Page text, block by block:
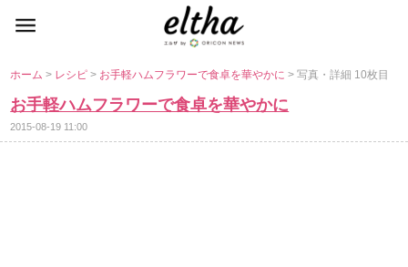
ホーム> レシピ> お手軽ハムフラワーで食卓を華やかに> 写真・詳細 10枚目
お手軽ハムフラワーで食卓を華やかに
2015-08-19 11:00